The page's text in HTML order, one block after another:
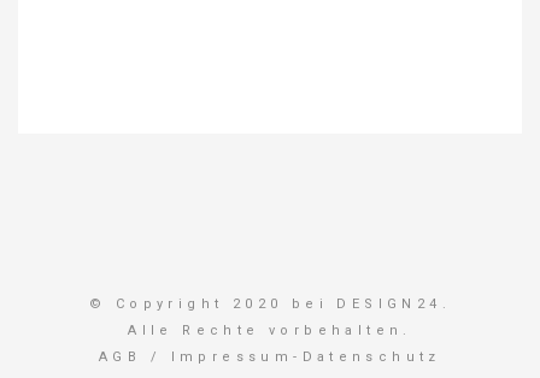
© Copyright 2020 bei DESIGN24.
Alle Rechte vorbehalten.
AGB
/ Impressum-Datenschutz